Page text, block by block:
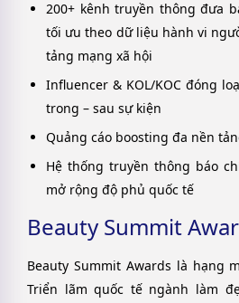
200+ kênh truyền thông đưa
tối ưu theo dữ liệu hành vi
tảng mạng xã hội
Influencer & KOL/KOC đóng
trong – sau sự kiện
Quảng cáo boosting đa nền
Hệ thống truyền thông báo
mở rộng độ phủ quốc tế
Beauty Summit
Beauty Summit Awards là hạng
Triển lãm quốc tế ngành làm